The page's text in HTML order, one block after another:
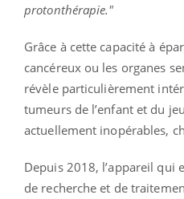
protonthérapie."
Grâce à cette capacité à
cancéreux ou les organes
révèle particulièrement
tumeurs de l’enfant et du
actuellement inopérables,
Depuis 2018, l’appareil qui
de recherche et de